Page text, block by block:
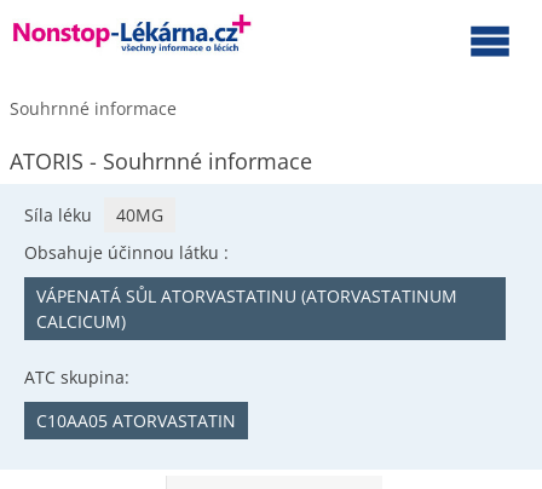
Souhrnné informace
ATORIS - Souhrnné informace
Síla léku
40MG
Obsahuje účinnou látku :
VÁPENATÁ SŮL ATORVASTATINU (ATORVASTATINUM
CALCICUM)
ATC skupina:
C10AA05 ATORVASTATIN